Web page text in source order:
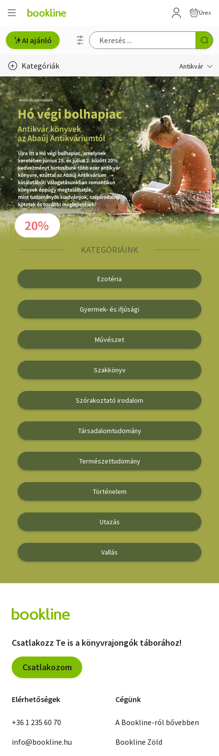
Üres
AI ajánló
Kategóriák Antikvár
Metszet
Régi képeslap
Életmód, egészség
Erotika
Gyermek- és ifjúsági
Hobbi, szabadidő
Idegen nyelvű
Irodalom
Minikönyv
Művészet
Szótár, nyelvkönyv
Tankönyv, segédkönyv
Természettudomány
Történelem
Egyéb
KATEGÓRIÁINK
Ezotéria
Gyermek- és ifjúsági
Művészet
Szakkönyv
Szórakoztató irodalom
Társadalomtudomány
Természettudomány
Történelem
Utazás
Vallás
Csatlakozz Te is a könyvrajongók táborához!
Csatlakozom
Elérhetőségek
+36 1 235 60 70
info@bookline.hu
Cégünk
A Bookline-ról bővebben
Bookline Zöld